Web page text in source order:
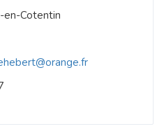
en-Cotentin